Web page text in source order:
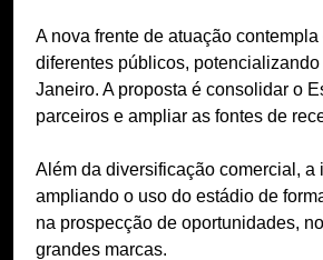
A nova frente de atuação
diferentes públicos,
Janeiro. A proposta é consolidar o
parceiros e ampliar as fontes de
Além da diversificação comercial,
ampliando o uso do estádio de
na prospecção de oportunidades,
grandes marcas.